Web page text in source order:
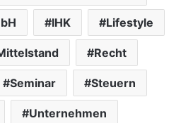
IHK Lifestyle
Recht
Seminar Steuern
Unternehmen